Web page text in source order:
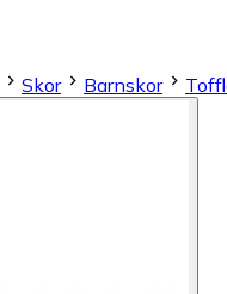
Skor Barnskor